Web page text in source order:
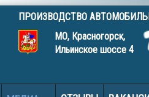
ПРОИЗВОДСТВО
МО, Красногорск,
Ильинское шоссе 4